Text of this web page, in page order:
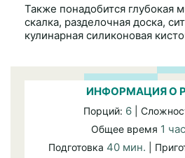
Также понадобится глубокая
скалка, разделочная доска,
кулинарная силиконовая
ИНФОРМАЦИЯ О
Порций: 6|
Общее время 1
Подготовка 40 мин. |